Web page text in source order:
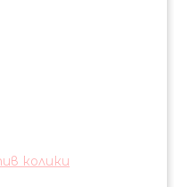
колики